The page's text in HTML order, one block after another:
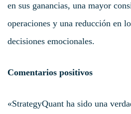
en sus ganancias, una mayor
operaciones y una reducción en
decisiones emocionales.
Comentarios positivos
«StrategyQuant ha sido una